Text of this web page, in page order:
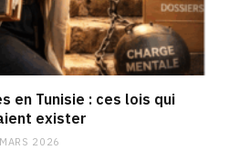
en Tunisie : ces lois qui
exister
2026